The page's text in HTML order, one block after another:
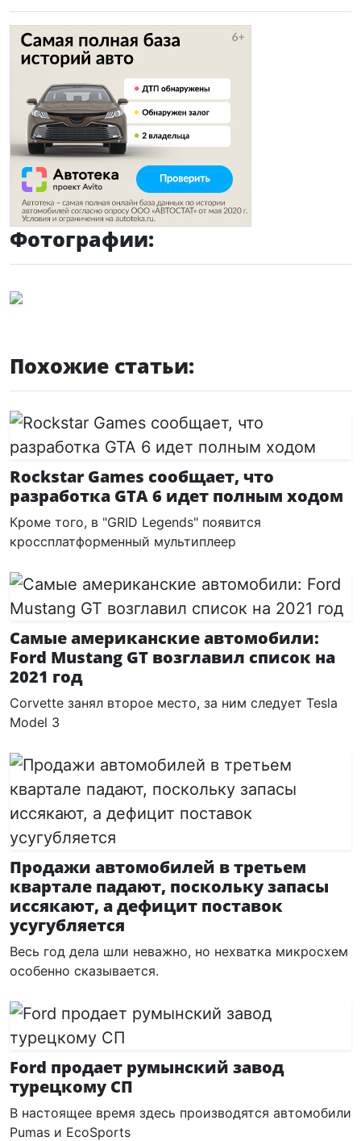
Фотографии:
Похожие статьи:
Rockstar Games сообщает, что
разработка GTA 6 идет полным ходом
Кроме того, в "GRID Legends" появится
кроссплатформенный мультиплеер
Самые американские автомобили:
Ford Mustang GT возглавил список на
2021 год
Corvette занял второе место, за ним следует Tesla
Model 3
Продажи автомобилей в третьем
квартале падают, поскольку запасы
иссякают, а дефицит поставок
усугубляется
Весь год дела шли неважно, но нехватка микросхем
особенно сказывается.
Ford продает румынский завод
турецкому СП
В настоящее время здесь производятся автомобили
Pumas и EcoSports